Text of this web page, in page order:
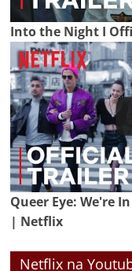
Into the Night I
Queer Eye: We're
| Netflix
Netflix na